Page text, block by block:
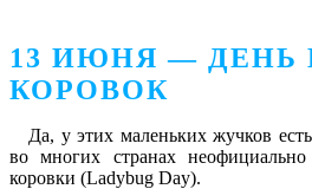
13 ИЮНЯ — ДЕНЬ
КОРОВОК
Да, у этих маленьких жучков
во многих странах
коровки (Ladybug Day).